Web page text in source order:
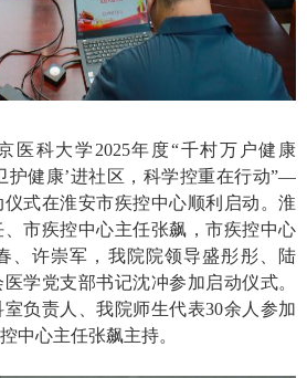
医科大学 2025年度“千村万户健康
护健康’进社区，科学控重在行动”—
式在淮安市疾控中心顺利启动。淮
市疾控中心主任张飙，市疾控中心
、许崇军，我院院领导盛彤彤、陆
学党支部书记沈冲参加启动仪式。
负责人、我院师生代表30余人参加
中心主任张飙主持。